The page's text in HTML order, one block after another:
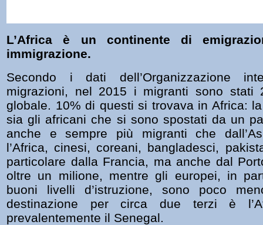
L’Africa è un continente di
immigrazione.
Secondo i dati dell’Organizzazione
migrazioni, nel 2015 i migranti sono stati
globale. 10% di questi si trovava in Africa:
sia gli africani che si sono spostati da un
anche e sempre più migranti che
l’Africa, cinesi, coreani, bangladesci,
particolare dalla Francia, ma anche dal
oltre un milione, mentre gli europei, in
buoni livelli d’istruzione, sono poco
destinazione per circa due terzi è
prevalentemente il Senegal.